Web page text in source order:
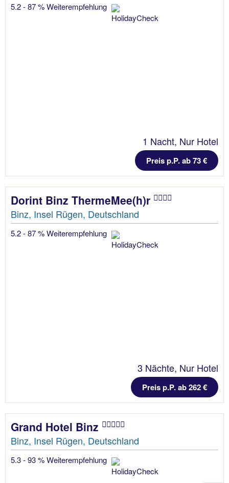
5.2 - 87 % Weiterempfehlung
1 Nacht, Nur Hotel
Preis p.P. ab 73 €
Dorint Binz ThermeMee(h)r
Binz, Insel Rügen, Deutschland
5.2 - 87 % Weiterempfehlung
3 Nächte, Nur Hotel
Preis p.P. ab 262 €
Grand Hotel Binz
Binz, Insel Rügen, Deutschland
5.3 - 93 % Weiterempfehlung